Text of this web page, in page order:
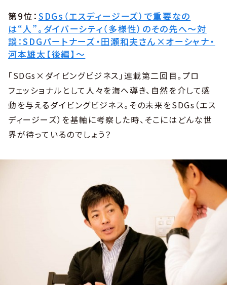
第9位： SDGs（エスディージーズ）で重要なの
は“人”。ダイバーシティ（多様性）のその先へ〜対
談：SDGパートナーズ・田瀬和夫さん×オーシャナ・
河本雄太【後編】〜
「SDGs×ダイビングビジネス」連載第二回目。プロ
フェッショナルとして人々を海へ導き、自然を介して感
動を与えるダイビングビジネス。その未来をSDGs（エス
ディージーズ）を基軸に考察した時、そこにはどんな世
界が待っているのでしょう？